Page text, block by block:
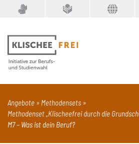
Suchbegriff
PDF Seite mit Video
Angebote
Methodensets
Methodenset „Klischeefrei durch die
M7 – Was ist dein Beruf?